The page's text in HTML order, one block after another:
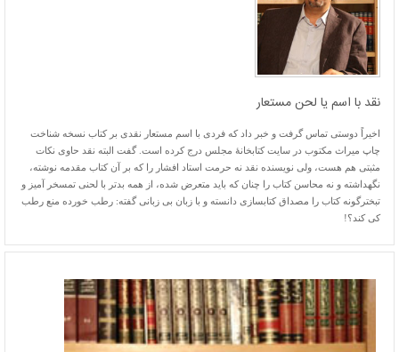
نقد با اسم یا لحن مستعار
اخیراً دوستی تماس گرفت و خبر داد که فردی با اسم مستعار نقدی بر کتاب نسخه شناخت
چاپ میراث مکتوب در سایت کتابخانۀ مجلس درج کرده است. گفت البته نقد حاوی نکات
مثبتی هم هست، ولی نویسنده نقد نه حرمت استاد افشار را که بر آن کتاب مقدمه نوشته،
نگهداشته و نه محاسن کتاب را چنان که باید متعرض شده، از همه بدتر با لحنی تمسخر آمیز و
تبخترگونه کتاب را مصداق کتابسازی دانسته و با زبان بی زبانی گفته: رطب خورده منع رطب
کی کند؟!